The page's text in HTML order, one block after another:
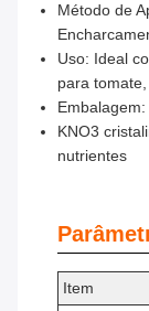
Método de
Uso: Ideal
para
KNO3
nutrientes
Item